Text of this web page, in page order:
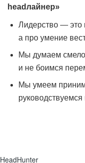
headлайнер»
Лидерство — это
а про умение
Мы думаем
и не боимся
Мы умеем
HeadHunter